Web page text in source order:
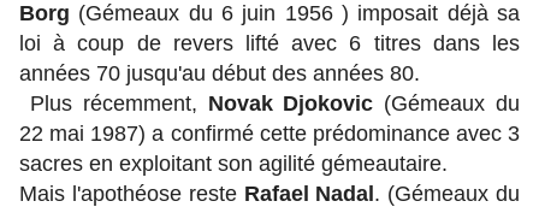
Borg (Gémeaux du 6 juin 1956 ) imposait déjà sa
loi à coup de revers lifté avec 6 titres dans les
années 70 jusqu'au début des années 80.
Plus récemment, Novak Djokovic (Gémeaux du
22 mai 1987) a confirmé cette prédominance avec 3
sacres en exploitant son agilité gémeautaire.
Mais l'apothéose reste Rafael Nadal. (Gémeaux du